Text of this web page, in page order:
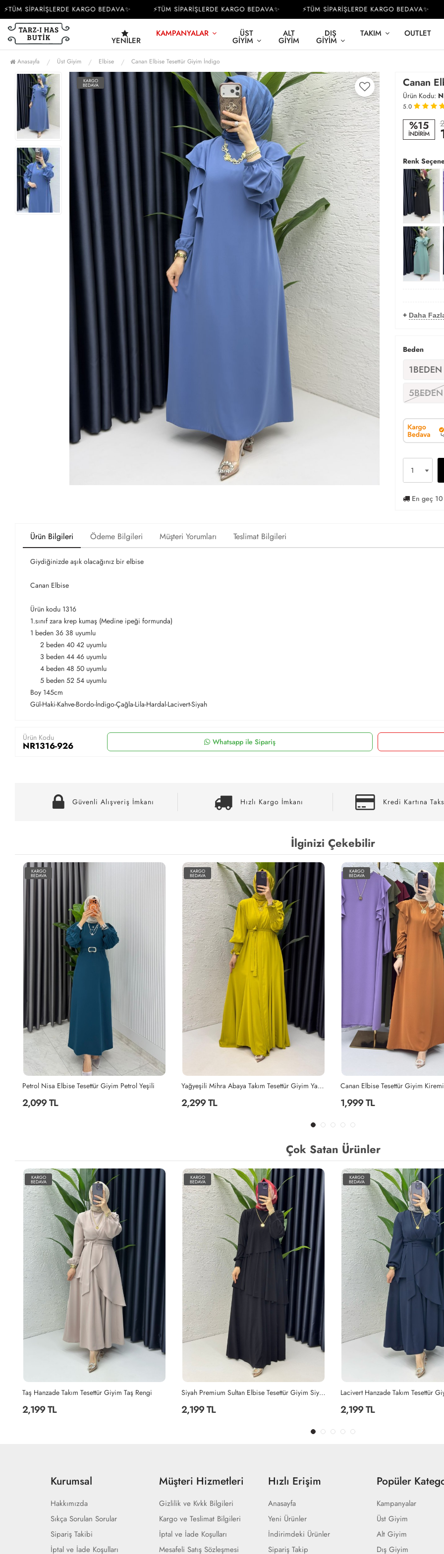
SİPARİŞLERDE KARGO BEDAVA✨ ⚡TÜM SİPARİŞLERDE KARGO BEDAVA✨ ⚡TÜM SİPARİŞLERDE KARGO BEDAVA✨
YENILER
KAMPANYALAR ÜST
GIYIM
ALT
GIYIM
DIŞ
GIYIM
TAKIM OUTLET
Anasayfa Üst Giyim Elbise Canan Elbise Tesettür Giyim İndigo
KARGO
BEDAVA Canan
Ürün Kodu:
5.0
%15
İNDİRİM
Renk
+ Daha
Beden
1BEDEN
5BEDEN
En geç 10
Ürün Bilgileri Ödeme Bilgileri Müşteri Yorumları Teslimat Bilgileri
Giydiğinizde aşık olacağınız bir elbise
Canan Elbise
Ürün kodu 1316
1.sınıf zara krep kumaş (Medine ipeği formunda)
1 beden 36 38 uyumlu
2 beden 40 42 uyumlu
3 beden 44 46 uyumlu
4 beden 48 50 uyumlu
5 beden 52 54 uyumlu
Boy 145cm
Gül-Haki-Kahve-Bordo-İndigo-Çağla-Lila-Hardal-Lacivert-Siyah
Ürün Kodu
NR1316-926 Whatsapp ile Sipariş
Güvenli Alışveriş İmkanı Hızlı Kargo İmkanı Kredi Kartına
İlginizi Çekebilir
KARGO
BEDAVA
2,299 TL
KARGO
BEDAVA
Canan Elbise Tesettür Giyim Kiremit
1,999 TL
KARGO
BEDAVA
Lila Mihra Abaya Takım Tesettür
2,299 TL
Çok Satan Ürünler
KARGO
BEDAVA
2,199 TL
KARGO
BEDAVA
Lacivert Hanzade Takım Tesettür Giyim Lacivert
2,199 TL
KARGO
BEDAVA
Siyah Ayperi Elbise Tesettür Giyim
1,499 TL
Kurumsal
Hakkımızda
Sıkça Sorulan Sorular
Sipariş Takibi
İptal ve İade Koşulları
Müşteri Hizmetleri
Gizlilik ve Kvkk Bilgileri
Kargo ve Teslimat Bilgileri
İptal ve İade Koşulları
Mesafeli Satış Sözleşmesi
Hızlı Erişim
Anasayfa
Yeni Ürünler
İndirimdeki Ürünler
Sipariş Takip
Popüler
Kampanyalar
Üst Giyim
Alt Giyim
Dış Giyim